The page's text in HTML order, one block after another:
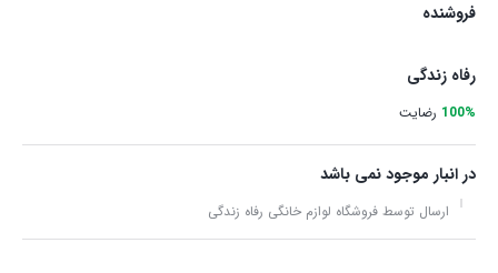
فروشنده
رفاه زندگی
100% رضایت
در انبار موجود نمی باشد
ارسال توسط فروشگاه لوازم خانگی رفاه زندگی